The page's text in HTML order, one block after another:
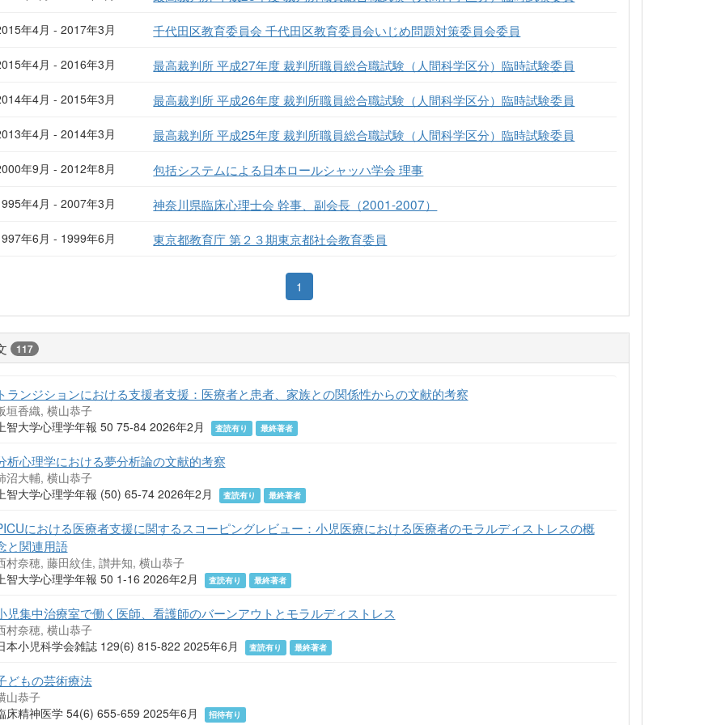
年4月 - 2017年3月 千代田区教育委員会 千代田区教育委員会いじめ問題対策委員会委員
年4月 - 2016年3月 最高裁判所 平成27年度 裁判所職員総合職試験（人間科学区分）臨時試験委員
年4月 - 2015年3月 最高裁判所 平成26年度 裁判所職員総合職試験（人間科学区分）臨時試験委員
年4月 - 2014年3月 最高裁判所 平成25年度 裁判所職員総合職試験（人間科学区分）臨時試験委員
年9月 - 2012年8月 包括システムによる日本ロールシャッハ学会 理事
年4月 - 2007年3月 神奈川県臨床心理士会 幹事、副会長（2001-2007）
年6月 - 1999年6月 東京都教育庁 第２３期東京都社会教育委員
1
117
ランジションにおける支援者支援：医療者と患者、家族との関係性からの文献的考察
垣香織, 横山恭子
智大学心理学年報 50 75-84 2026年2月
査読有り 最終著者
析心理学における夢分析論の文献的考察
沼大輔, 横山恭子
智大学心理学年報 (50) 65-74 2026年2月
査読有り 最終著者
における医療者支援に関するスコーピングレビュー：小児医療における医療者のモラルディストレスの概
と関連用語
村奈穂, 藤田紋佳, 讃井知, 横山恭子
智大学心理学年報 50 1-16 2026年2月
査読有り 最終著者
児集中治療室で働く医師、看護師のバーンアウトとモラルディストレス
村奈穂, 横山恭子
本小児科学会雑誌 129(6) 815-822 2025年6月
査読有り 最終著者
どもの芸術療法
山恭子
床精神医学 54(6) 655-659 2025年6月
招待有り